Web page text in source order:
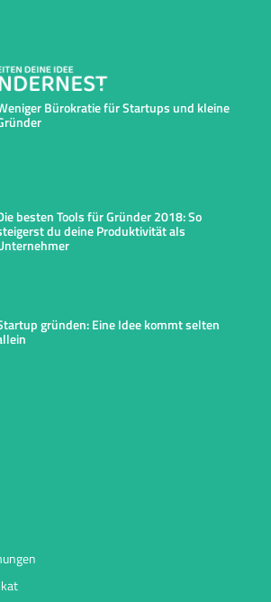
Bürokratie für Startups und kleine
besten Tools für Gründer 2018: So
du deine Produktivität als
gründen: Eine Idee kommt selten